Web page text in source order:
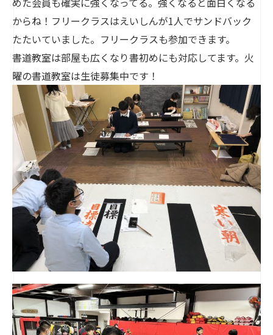
からね！フリークラスはえいしんが1人でサンドバック
たたいていました。フリークラスも参加できます。
書道教室は部屋も広くなり書初めにも対応してます。火
曜の書道教室は生徒募集中です！